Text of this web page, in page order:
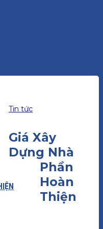
Tin tức
Giá Xây
Dựng Nhà
Phần
Hoàn
Thiện